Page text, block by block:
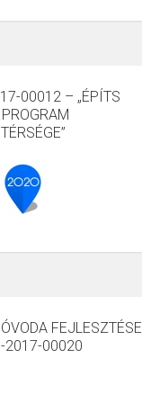
00012 – „ÉPÍTS
FEJLESZTÉSE
2017-00020